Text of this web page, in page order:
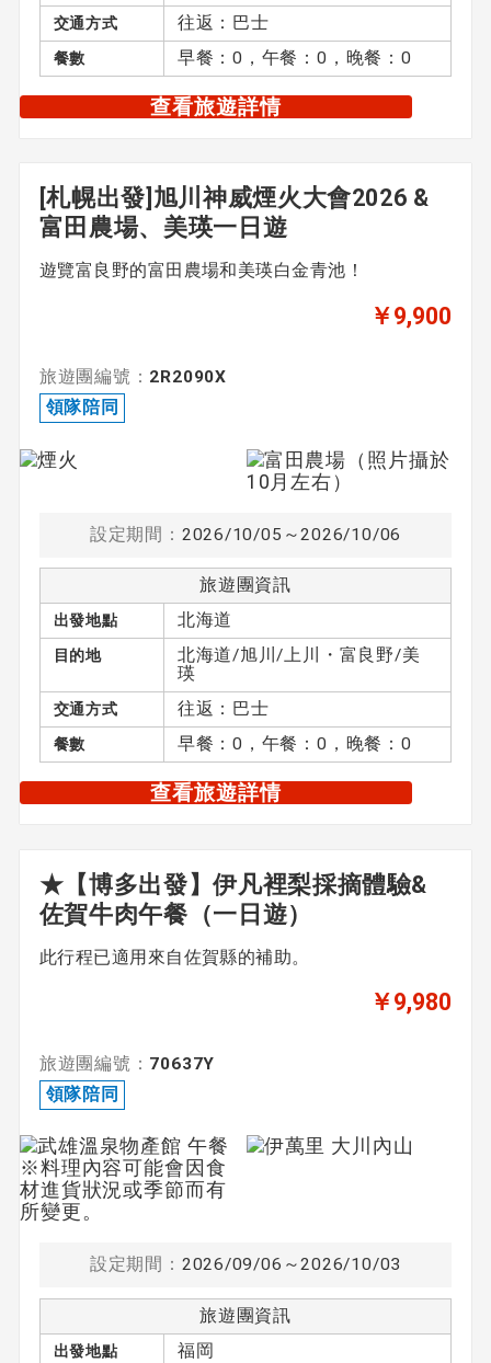
交通方式 往返：巴士
餐數 早餐：0，午餐：0，晚餐：0
查看旅遊詳情
[札幌出發]旭川神威煙火大會2026 &
富田農場、美瑛一日遊
遊覽富良野的富田農場和美瑛白金青池！
￥9,900
旅遊團編號： 2R2090X
領隊陪同
設定期間： 2026/10/05～2026/10/06
旅遊團資訊
出發地點 北海道
目的地
北海道/旭川/上川・富良野/美
瑛
交通方式 往返：巴士
餐數 早餐：0，午餐：0，晚餐：0
查看旅遊詳情
★【博多出發】伊凡裡梨採摘體驗&
佐賀牛肉午餐（一日遊）
此行程已適用來自佐賀縣的補助。
￥9,980
旅遊團編號： 70637Y
領隊陪同
設定期間： 2026/09/06～2026/10/03
旅遊團資訊
出發地點 福岡
主題
清空全部